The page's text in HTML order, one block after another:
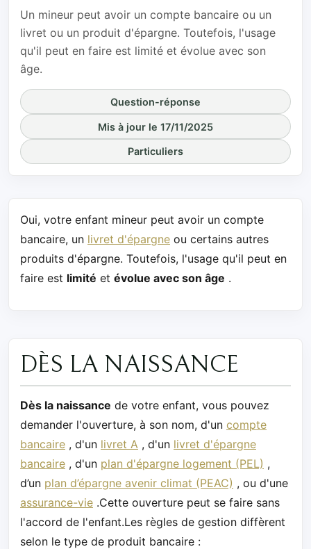
Un mineur peut avoir un compte bancaire ou un
livret ou un produit d'épargne. Toutefois, l'usage
qu'il peut en faire est limité et évolue avec son
âge.
Question-réponse
Mis à jour le 17/11/2025
Particuliers
Oui, votre enfant mineur peut avoir un compte
bancaire, un livret d'épargne ou certains autres
produits d'épargne. Toutefois, l'usage qu'il peut en
faire est limité et évolue avec son âge .
DÈS LA NAISSANCE
Dès la naissance de votre enfant, vous pouvez
demander l'ouverture, à son nom, d'un compte
bancaire , d'un livret A , d'un livret d'épargne
bancaire , d'un plan d'épargne logement (PEL) ,
d’un plan d’épargne avenir climat (PEAC) , ou d'une
assurance-vie .Cette ouverture peut se faire sans
l'accord de l'enfant.Les règles de gestion diffèrent
selon le type de produit bancaire :